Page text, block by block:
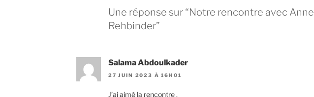
Une réponse sur “Notre rencontre avec Anne
Rehbinder”
Salama Abdoulkader
27 JUIN 2023 À 16H01
J’ai aimé la rencontre .